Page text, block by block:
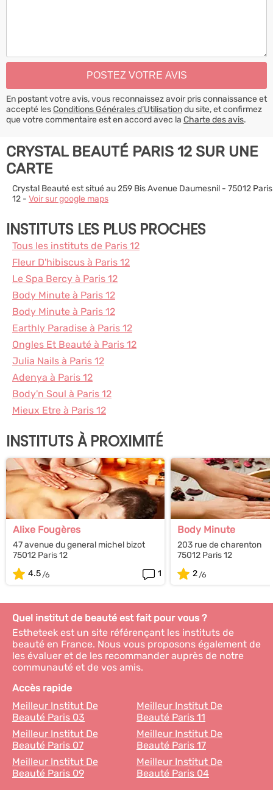
En postant votre avis, vous reconnaissez avoir pris connaissance et
accepté lesConditions Générales d’Utilisationdu site, et confirmez
que votre commentaire est en accord avec la Charte des avis.
CRYSTAL BEAUTÉ PARIS 12 SUR UNE
CARTE
Crystal Beauté est situé au 259 Bis Avenue Daumesnil - 75012 Paris
12 - Voir sur google maps
INSTITUTS LES PLUS PROCHES
Tous les instituts de Paris 12
Fleur D'hibiscus à Paris 12
Le Spa Bercy à Paris 12
Body Minute à Paris 12
Body Minute à Paris 12
Earthly Paradise à Paris 12
Ongles Et Beauté à Paris 12
Julia Nails à Paris 12
Adenya à Paris 12
Body'n Soul à Paris 12
Mieux Etre à Paris 12
INSTITUTS À PROXIMITÉ
Alixe Fougères
47 avenue du general michel bizot
75012 Paris 12
4.5
1
Body Minute
203 rue de charenton
75012 Paris 12
2
Quel institut de beauté est fait pour vous ?
Estheteek est un site référençant les instituts de
beauté en France. Nous vous proposons également de
les évaluer et de les recommander auprès de notre
communauté et de vos amis.
Accès rapide
Meilleur Institut De
Beauté Paris 03
Meilleur Institut De
Beauté Paris 11
Meilleur Institut De
Beauté Paris 07
Meilleur Institut De
Beauté Paris 17
Meilleur Institut De
Beauté Paris 09
Meilleur Institut De
Beauté Paris 04